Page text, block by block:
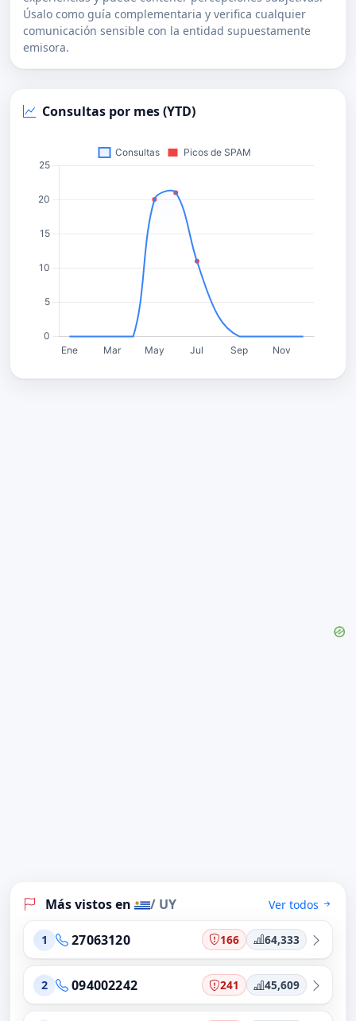
Úsalo como guía complementaria y verifica cualquier
comunicación sensible con la entidad supuestamente
emisora.
Consultas por mes (YTD)
Más vistos en / UY Ver todos
1 27063120 166 64,333
2 094002242 241 45,609